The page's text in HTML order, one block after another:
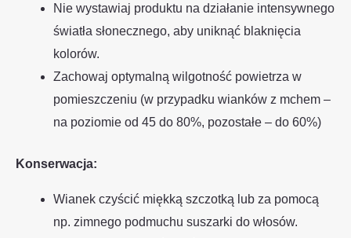
Nie wystawiaj produktu na działanie intensywnego
światła słonecznego, aby uniknąć blaknięcia
kolorów.
Zachowaj optymalną wilgotność powietrza w
pomieszczeniu (w przypadku wianków z mchem –
na poziomie od 45 do 80%, pozostałe – do 60%)
Konserwacja:
Wianek czyścić miękką szczotką lub za pomocą
np. zimnego podmuchu suszarki do włosów.